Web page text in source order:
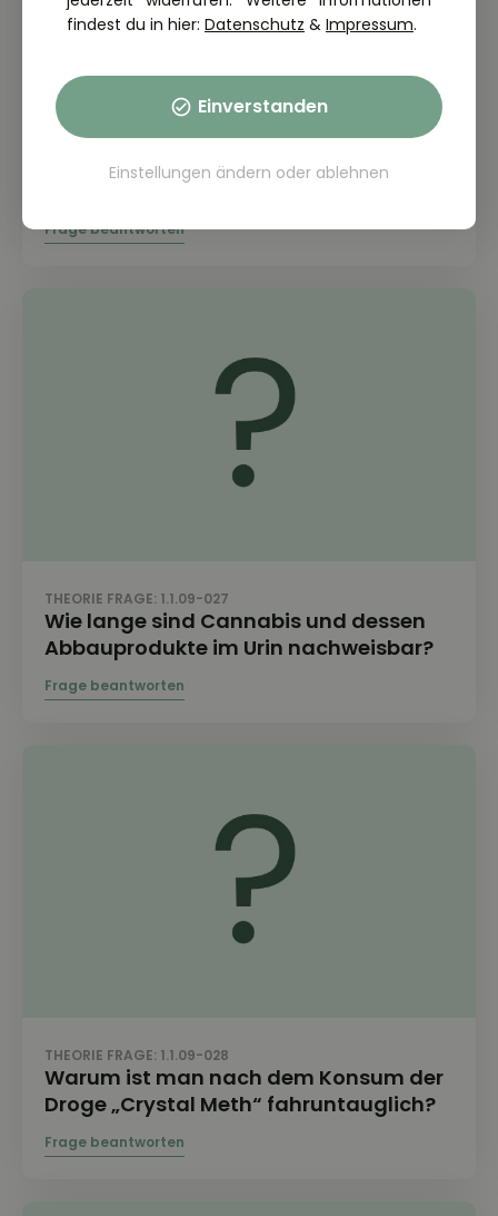
THEORIE FRAGE: 1.1.09-026
Warum ist bereits der einmalige
Konsum von Drogen für die Teilnahme
am Straßenverkehr gefährlich?
THEORIE FRAGE: 1.1.09-027
Wie lange sind Cannabis und dessen
Abbauprodukte im Urin nachweisbar?
THEORIE FRAGE: 1.1.09-028
Warum ist man nach dem Konsum der
Droge „Crystal Meth“ fahruntauglich?
findest du in hier: Datenschutz & Impressum.
Einverstanden
Einstellungen ändern oder ablehnen